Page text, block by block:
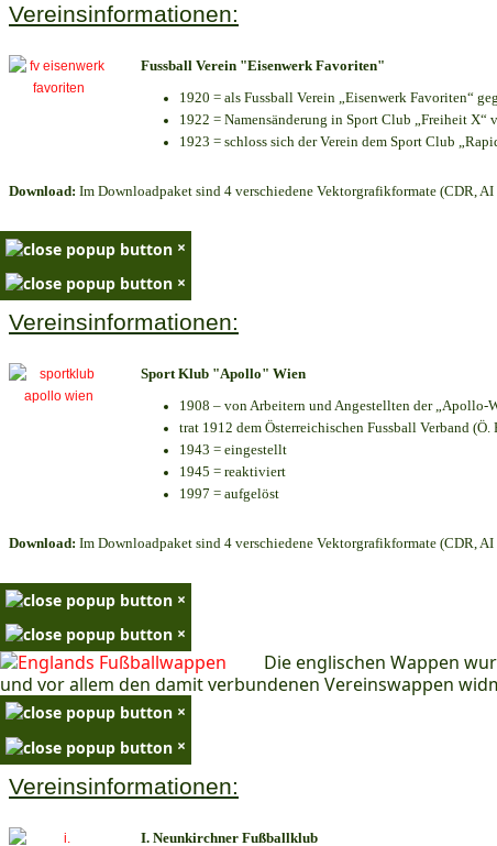
Vereinsinformationen:
Fussball Verein "Eisenwerk Favoriten"
1920 = als Fussball Verein „Eisenwerk Favoriten“
1922 = Namensänderung in Sport Club „Freiheit
1923 = schloss sich der Verein dem Sport Club
Download: Im Downloadpaket sind 4 verschiedene Vektorgrafikformate (CDR,
×
×
Vereinsinformationen:
Sport Klub "Apollo" Wien
1908 – von Arbeitern und Angestellten der „Apollo-
trat 1912 dem Österreichischen Fussball Verband (Ö.
1943 = eingestellt
1945 = reaktiviert
1997 = aufgelöst
Download: Im Downloadpaket sind 4 verschiedene Vektorgrafikformate (CDR,
×
×
Die englischen Wappen
und vor allem den damit verbundenen Vereinswappen
×
×
Vereinsinformationen:
I. Neunkirchner Fußballklub